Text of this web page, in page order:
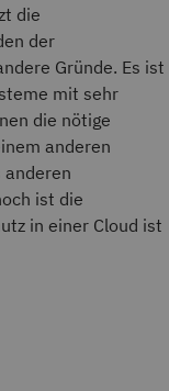
die
der
Gründe. Es ist
mit sehr
die nötige
anderen
anderen
ist die
in einer Cloud ist